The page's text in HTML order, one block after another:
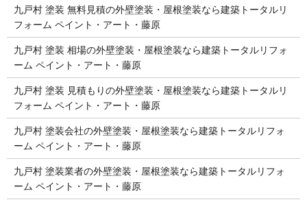
九戸村 塗装 無料見積の外壁塗装・屋根塗装なら建築トータルリ
フォーム ペイント・アート・藤原
九戸村 塗装 相場の外壁塗装・屋根塗装なら建築トータルリフォ
ーム ペイント・アート・藤原
九戸村 塗装 見積もりの外壁塗装・屋根塗装なら建築トータルリ
フォーム ペイント・アート・藤原
九戸村 塗装会社の外壁塗装・屋根塗装なら建築トータルリフォ
ーム ペイント・アート・藤原
九戸村 塗装業者の外壁塗装・屋根塗装なら建築トータルリフォ
ーム ペイント・アート・藤原